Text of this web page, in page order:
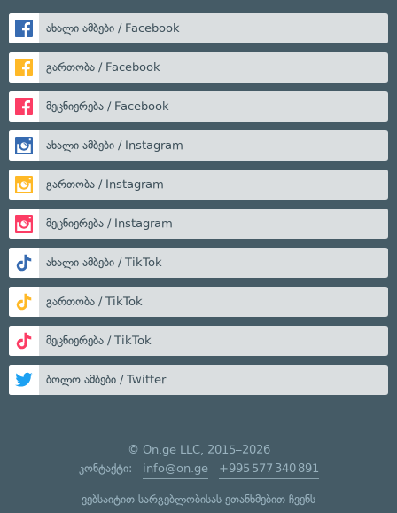
ახალი ამბები / Facebook
გართობა / Facebook
მეცნიერება / Facebook
ახალი ამბები / Instagram
გართობა / Instagram
მეცნიერება / Instagram
ახალი ამბები / TikTok
გართობა / TikTok
მეცნიერება / TikTok
ბოლო ამბები / Twitter
© On.ge LLC, 2015–2026
კონტაქტი: info@on.ge +995 577 340 891
ვებსაიტით სარგებლობისას ეთანხმებით ჩვენს